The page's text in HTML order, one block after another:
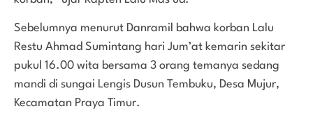
Sebelumnya menurut Danramil bahwa korban Lalu
Restu Ahmad Sumintang hari Jum’at kemarin sekitar
pukul 16.00 wita bersama 3 orang temanya sedang
mandi di sungai Lengis Dusun Tembuku, Desa Mujur,
Kecamatan Praya Timur.